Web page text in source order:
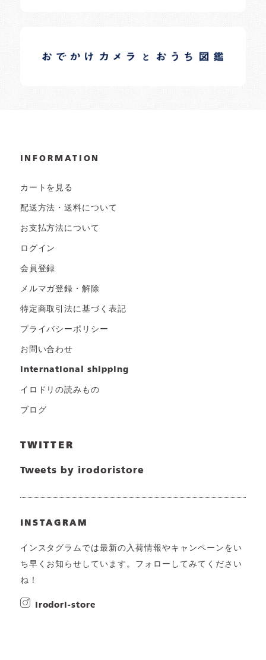
日常の様子など随時更新中です。
INFORMATION
カートを見る
配送方法・送料について
お支払方法について
ログイン
会員登録
メルマガ登録・解除
特定商取引法に基づく表記
プライバシーポリシー
お問い合わせ
international shipping
イロドリの読みもの
ブログ
TWITTER
Tweets by irodoristore
INSTAGRAM
インスタグラムでは最新の入荷情報やキャンペーンをい
ち早くお知らせしています。フォローしてみてください
ね！
irodori-store